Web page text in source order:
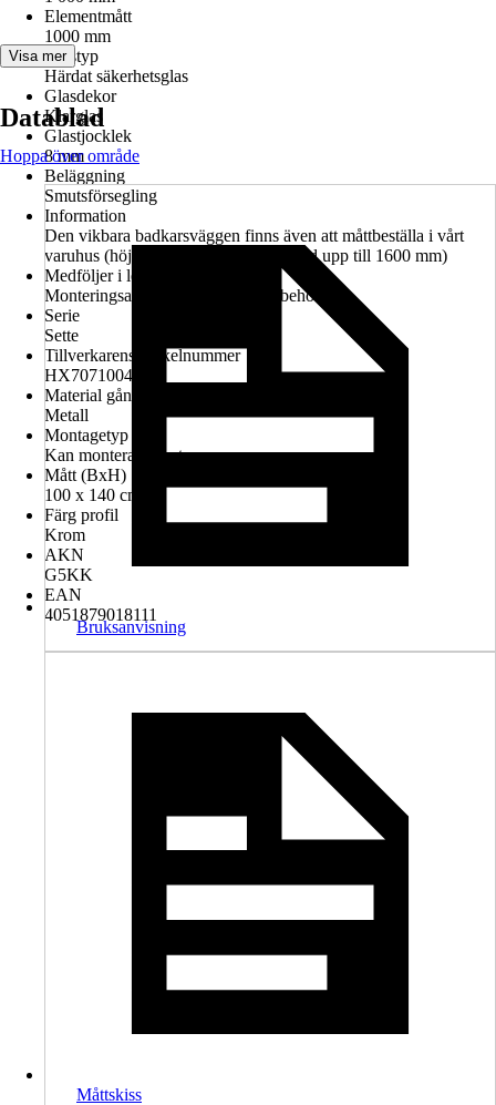
Elementmått
1000 mm
Glastyp
Härdat säkerhetsglas
Glasdekor
Klarglas
Glastjocklek
8 mm
Beläggning
Smutsförsegling
Information
Den vikbara badkarsväggen finns även att måttbeställa i vårt
varuhus (höjd upp till 1600 mm,, bredd upp till 1600 mm)
Medföljer i leveransen
Monteringsanvisning, Montagetillbehör
Serie
Sette
Tillverkarens artikelnummer
HX7071004.203
Material gångjärn
Metall
Montagetyp
Kan monteras vänster
Mått (BxH)
100 x 140 cm
Färg profil
Krom
AKN
G5KK
EAN
4051879018111
Visa mer
Datablad
Hoppa över område
Bruksanvisning
Måttskiss